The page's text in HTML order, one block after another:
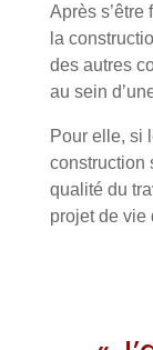
Après
la
des autres
au sein
Pour elle, si
construction
qualité du
projet de vie